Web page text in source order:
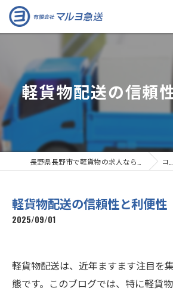
軽貨物配送の信頼
コラム
軽貨物配送の信頼性と利便性
2025/09/01
軽貨物配送は、近年ますます注目を
態です。このブログでは、特に軽貨